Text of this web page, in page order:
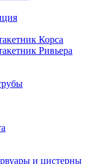
Корса
Ривьера
и цистерны